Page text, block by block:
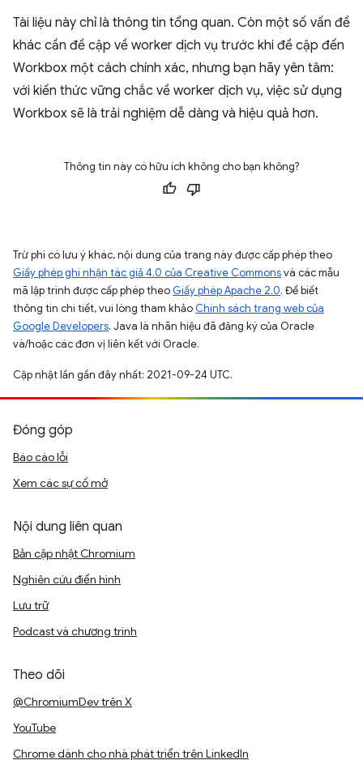
Tài liệu này chỉ là thông tin tổng quan. Còn một số vấn đề
khác cần đề cập về worker dịch vụ trước khi đề cập đến
Workbox một cách chính xác, nhưng bạn hãy yên tâm:
với kiến thức vững chắc về worker dịch vụ, việc sử dụng
Workbox sẽ là trải nghiệm dễ dàng và hiệu quả hơn.
Thông tin này có hữu ích không cho bạn không?
Trừ phi có lưu ý khác, nội dung của trang này được cấp phép theo
Giấy phép ghi nhận tác giả 4.0 của Creative Commonsvà các mẫu
mã lập trình được cấp phép theo Giấy phép Apache 2.0. Để biết
thông tin chi tiết, vui lòng tham khảo Chính sách trang web của
Google Developers. Java là nhãn hiệu đã đăng ký của Oracle
và/hoặc các đơn vị liên kết với Oracle.
Cập nhật lần gần đây nhất: 2021-09-24 UTC.
Đóng góp
Báo cáo lỗi
Xem các sự cố mở
Nội dung liên quan
Bản cập nhật Chromium
Nghiên cứu điển hình
Lưu trữ
Podcast và chương trình
Theo dõi
@ChromiumDev trên X
YouTube
Chrome dành cho nhà phát triển trên LinkedIn